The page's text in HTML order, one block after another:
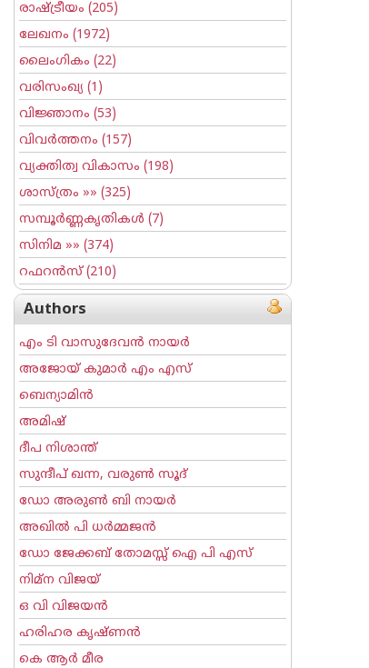
രാഷ്ട്രീയം (205)
ലേഖനം (1972)
ലൈംഗികം (22)
വരിസംഖ്യ (1)
വിജ്ഞാനം (53)
വിവര്‍ത്തനം (157)
വ്യക്തിത്വ വികാസം (198)
ശാസ്ത്രം »» (325)
സമ്പൂര്‍ണ്ണകൃതികള്‍ (7)
സിനിമ »» (374)
റഫറന്‍സ്(210)
Authors
എം ടി വാസുദേവന്‍ നായര്‍
അജോയ് കുമാര്‍ എം എസ്
ബെന്യാമിന്‍
അമിഷ്
ദീപ നിശാന്ത്
സുന്ദീപ് ഖന്ന, വരുൺ സൂദ്
ഡോ അരുണ്‍ ബി നായര്‍
അഖില്‍ പി ധര്‍മ്മജന്‍
ഡോ ജേക്കബ് തോമസ്സ് ഐ പി എസ്
നിമ്ന വിജയ്
ഒ വി വിജയന്‍
ഹരിഹര കൃഷ്ണൻ
കെ ആര്‍ മീര